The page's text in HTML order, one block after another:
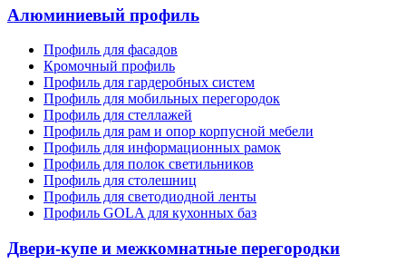
Алюминиевый профиль
Профиль для фасадов
Кромочный профиль
Профиль для гардеробных систем
Профиль для мобильных перегородок
Профиль для стеллажей
Профиль для рам и опор корпусной мебели
Профиль для информационных рамок
Профиль для полок светильников
Профиль для столешниц
Профиль для светодиодной ленты
Профиль GOLA для кухонных баз
Двери-купе и межкомнатные перегородки